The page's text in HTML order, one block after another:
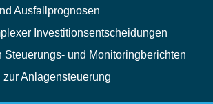
Ausfallprognosen
Investitionsentscheidungen
Steuerungs- und Monitoringberichten
Anlagensteuerung